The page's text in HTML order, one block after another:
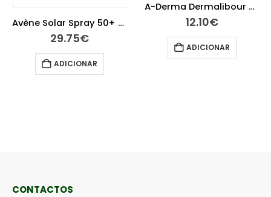
Avène Solar Spray 50+ Criança 200 ml
29.75€
ADICIONAR
A-Derma Dermalibour Creme Reparador 50 ml
12.10€
ADICIONAR
CONTACTOS